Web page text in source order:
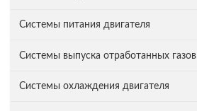
Системы питания двигателя
Системы выпуска отработанных газов
Системы охлаждения двигателя